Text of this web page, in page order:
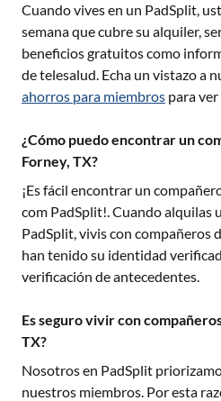
Cuando vives en un PadSplit,
semana que cubre su alquiler,
beneficios gratuitos como
de telesalud. Echa un vistazo a
ahorros para miembros para
¿Cómo puedo encontrar un
Forney, TX?
¡Es fácil encontrar un
com PadSplit!. Cuando alquilas
PadSplit, vivis con compañeros
han tenido su identidad
verificación de antecedentes.
Es seguro vivir con
TX?
Nosotros en PadSplit
nuestros miembros. Por esta